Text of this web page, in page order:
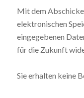
Mit dem
elektronischen
eingegebenen
für die Zukunft
Sie erhalten keine